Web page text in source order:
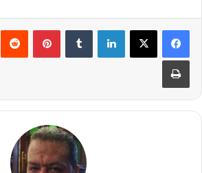
لينكدإن بينتيريست
طباعة